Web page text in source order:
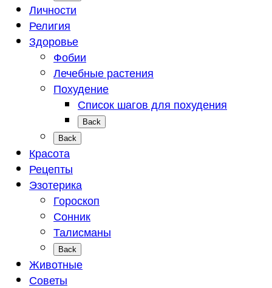
Личности
Религия
Здоровье
Фобии
Лечебные растения
Похудение
Список шагов для похудения
Back
Back
Красота
Рецепты
Эзотерика
Гороскоп
Сонник
Талисманы
Back
Животные
Советы